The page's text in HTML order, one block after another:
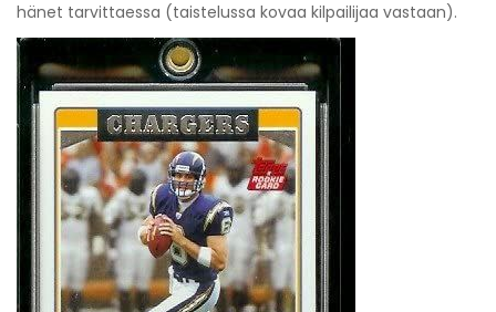
hänet tarvittaessa (taistelussa kovaa kilpailijaa vastaan).